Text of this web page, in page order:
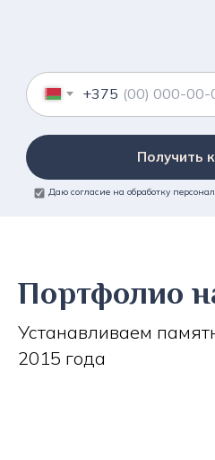
+375
Получить
Даю согласие на обработку
Портфолио
Устанавливаем
2015 года